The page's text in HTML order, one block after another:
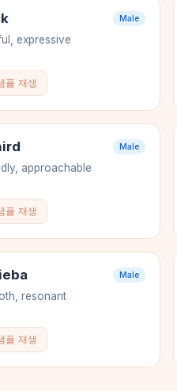
Male
expressive
플 재생
Male
approachable
플 재생
Male
resonant
플 재생